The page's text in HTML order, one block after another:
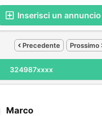
Inserisci un annuncio
Precedente Prossimo
324987xxxx
Marco